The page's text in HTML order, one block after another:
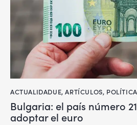
ACTUALIDADUE,ARTÍCULOS,
Bulgaria: el país número
adoptar el euro